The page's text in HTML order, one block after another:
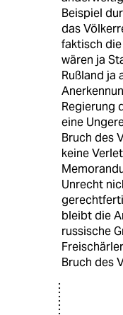
Beispiel
das
faktisch
wären ja
Rußland ja
Regierung
eine
Bruch des
keine
Unrecht
bleibt die
russische
Bruch des